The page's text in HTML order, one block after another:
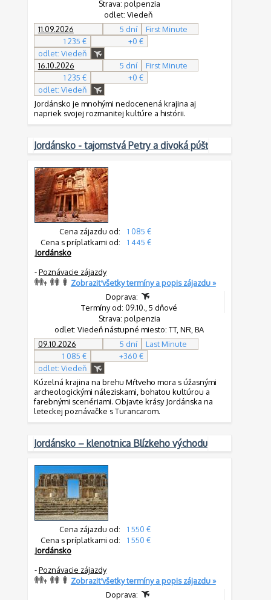
Strava: polpenzia
odlet: Viedeň
11.09.2026
5 dní
First Minute
1 235 €
+0 €
odlet: Viedeň
16.10.2026
5 dní
First Minute
1 235 €
+0 €
odlet: Viedeň
Jordánsko je mnohými nedocenená krajina aj
napriek svojej rozmanitej kultúre a histórii.
Jordánsko - tajomstvá Petry a divoká púšť
Cena zájazdu od:
1 085 €
Cena s príplatkami od:
1 445 €
Jordánsko
-Poznávacie zájazdy
Zobraziť všetky termíny a popis zájazdu »
Doprava:
Termíny od: 09.10., 5 dňové
Strava: polpenzia
odlet: Viedeň nástupné miesto: TT, NR, BA
09.10.2026
5 dní
Last Minute
1 085 €
+360 €
odlet: Viedeň
Kúzelná krajina na brehu Mŕtveho mora s úžasnými
archeologickými náleziskami, bohatou kultúrou a
farebnými scenériami. Objavte krásy Jordánska na
leteckej poznávačke s Turancarom.
Jordánsko – klenotnica Blízkeho východu
Cena zájazdu od:
1 550 €
Cena s príplatkami od:
1 550 €
Jordánsko
-Poznávacie zájazdy
Zobraziť všetky termíny a popis zájazdu »
Doprava: